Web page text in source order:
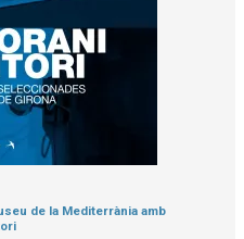
de la Mediterrània amb